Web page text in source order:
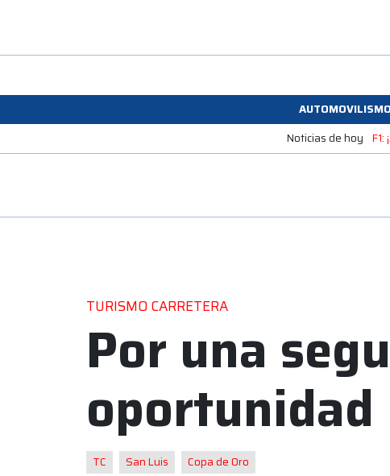
AUTOMOVILISMO
Noticias de hoy
TURISMO CARRETERA
Por una
oportunidad
TC San Luis Copa de Oro